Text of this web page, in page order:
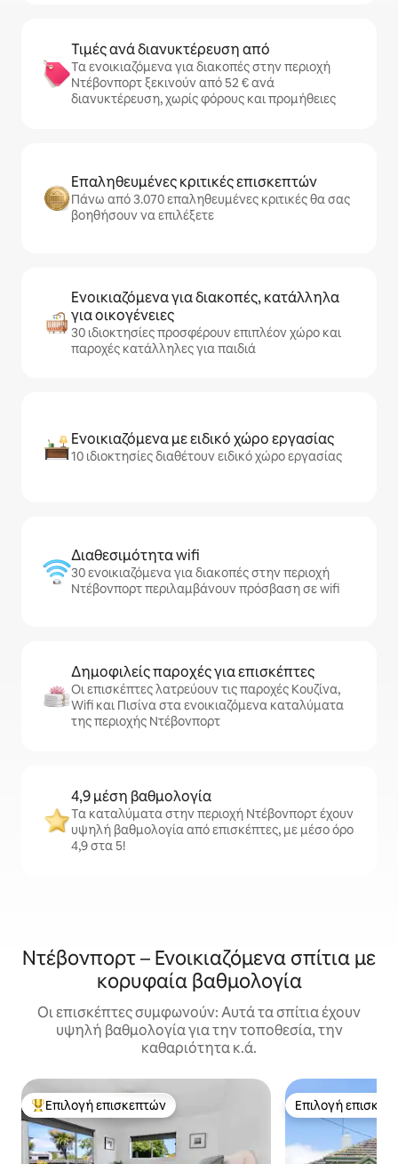
Τιμές ανά διανυκτέρευση από
Τα ενοικιαζόμενα για διακοπές στην περιοχή
Ντέβονπορτ ξεκινούν από 52 € ανά
διανυκτέρευση, χωρίς φόρους και προμήθειες
Επαληθευμένες κριτικές επισκεπτών
Πάνω από 3.070 επαληθευμένες κριτικές θα σας
βοηθήσουν να επιλέξετε
Ενοικιαζόμενα για διακοπές, κατάλληλα
για οικογένειες
30 ιδιοκτησίες προσφέρουν επιπλέον χώρο και
παροχές κατάλληλες για παιδιά
Ενοικιαζόμενα με ειδικό χώρο εργασίας
10 ιδιοκτησίες διαθέτουν ειδικό χώρο εργασίας
Διαθεσιμότητα wifi
30 ενοικιαζόμενα για διακοπές στην περιοχή
Ντέβονπορτ περιλαμβάνουν πρόσβαση σε wifi
Δημοφιλείς παροχές για επισκέπτες
Οι επισκέπτες λατρεύουν τις παροχές Κουζίνα,
Wifi και Πισίνα στα ενοικιαζόμενα καταλύματα
της περιοχής Ντέβονπορτ
4,9 μέση βαθμολογία
Τα καταλύματα στην περιοχή Ντέβονπορτ έχουν
υψηλή βαθμολογία από επισκέπτες, με μέσο όρο
4,9 στα 5!
Ντέβονπορτ – Ενοικιαζόμενα σπίτια με
κορυφαία βαθμολογία
Οι επισκέπτες συμφωνούν: Αυτά τα σπίτια έχουν
υψηλή βαθμολογία για την τοποθεσία, την
καθαριότητα κ.ά.
Κορυφαία επιλογή επισκεπτών
Επιλογή επισκεπτών Επιλογή
Επιλογή